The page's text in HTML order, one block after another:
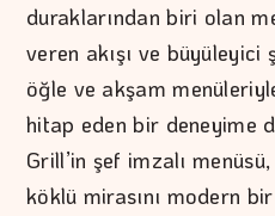
duraklarından biri olan
veren akışı ve büyüleyici
öğle ve akşam
hitap eden bir deneyime
Grill’in şef imzalı
köklü mirasını modern